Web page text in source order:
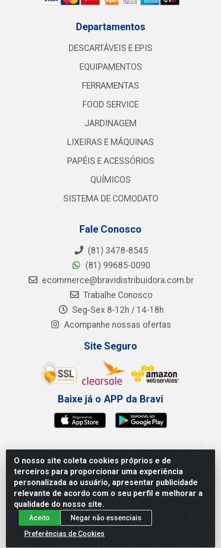
O nosso site coleta cookies próprios e de
terceiros para proporcionar uma experiência
personalizada ao usuário, apresentar publicidade
relevante de acordo com o seu perfil e melhorar a
qualidade do nosso site.
Aceito
Negar não essenciais
Preferências de Cookies
Departamentos
DESCARTÁVEIS E EPIS
EQUIPAMENTOS
FERRAMENTAS
FOOD SERVICE
JARDINAGEM
LIXEIRAS E MÁQUINAS
PAPÉIS E ACESSÓRIOS
QUÍMICOS
SISTEMA DE COMODATO
Fale Conosco
(81) 3478-8545
(81) 99685-0090
ecommerce@bravidistribuidora.com.br
Trabalhe Conosco
Seg-Sex 8-12h / 14-18h
Acompanhe nossas ofertas
Site Seguro
Baixe já o APP da Bravi
Bravi Consumíveis de Higiene e Descartáveis EIRELI -
CNPJ 19.457.137/0001-06
Av. Sul Gov. Cid Sampaio, 3125 - Galpão 000A -
Imbiribeira - Recife/PE - CEP 51.150-010